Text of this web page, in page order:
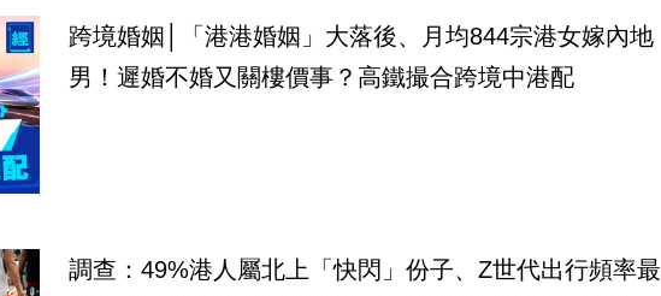
跨境婚姻│「港港婚姻」大落後、月均844宗港女嫁內地
男！遲婚不婚又關樓價事？高鐵撮合跨境中港配
調查：49%港人屬北上「快閃」份子、Z世代出行頻率最